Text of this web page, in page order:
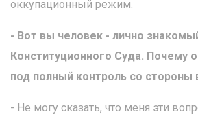
оккупационный режим.
- Вот вы человек - лично
Конституционного Суда. Почему
под полный контроль со стороны
- Не могу сказать, что меня эти